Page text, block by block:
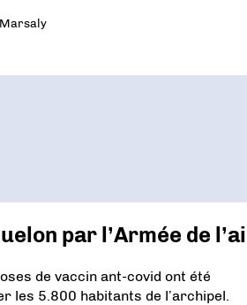
par l’Armée de
de vaccin ant-covid ont été
les 5.800 habitants de l’archipel.